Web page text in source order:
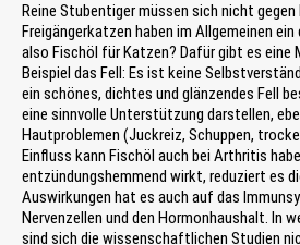
Reine Stubentiger müssen sich nicht
Freigängerkatzen haben im Allgemeinen
also Fischöl für Katzen? Dafür gibt es eine
Beispiel das Fell: Es ist keine
ein schönes, dichtes und glänzendes Fell
eine sinnvolle Unterstützung darstellen,
Hautproblemen (Juckreiz, Schuppen,
Einfluss kann Fischöl auch bei Arthritis
entzündungshemmend wirkt, reduziert es
Auswirkungen hat es auch auf das
Nervenzellen und den Hormonhaushalt. In
sind sich die wissenschaftlichen Studien